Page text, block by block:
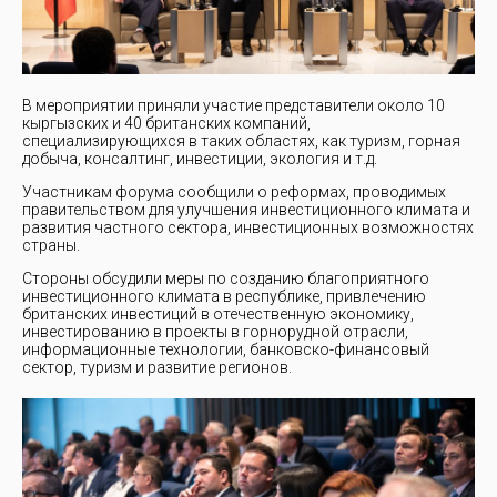
В мероприятии приняли участие представители около 10
кыргызских и 40 британских компаний,
специализирующихся в таких областях, как туризм, горная
добыча, консалтинг, инвестиции, экология и т.д.
Участникам форума сообщили о реформах, проводимых
правительством для улучшения инвестиционного климата и
развития частного сектора, инвестиционных возможностях
страны.
Стороны обсудили меры по созданию благоприятного
инвестиционного климата в республике, привлечению
британских инвестиций в отечественную экономику,
инвестированию в проекты в горнорудной отрасли,
информационные технологии, банковско-финансовый
сектор, туризм и развитие регионов.